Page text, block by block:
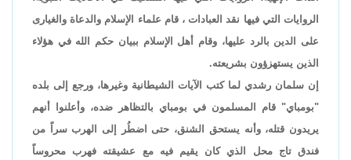
الروايات التي فيها نقد العبادات ، قام علماء الإسلام والدعاة والغيارى
على الدين بالرد عليها، وقام أهل الإسلام ببيان حكم الله في هؤلاء
الذين يستهزؤون بشريعته.
إن سلمان رشدي لما كتب الآيات الشيطانية وغيرها، ورجع إلى بلده
"بومباي" قام المسلمون في بومباي بالتظاهر ضده، وأعلنوا أنهم
يريدون قتله، وأنه يستحق الشنق، حتى اضطُر إلى الهرب سراً من
فندق تاج محل الذي كان يقيم فيه مع عشيقته فهرب محروساً